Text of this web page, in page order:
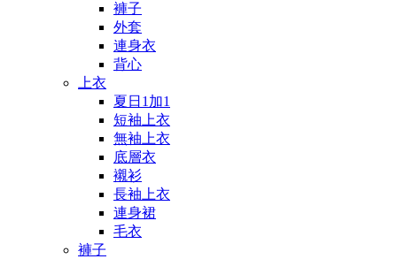
褲子
外套
連身衣
背心
上衣
夏日1加1
短袖上衣
無袖上衣
底層衣
襯衫
長袖上衣
連身裙
毛衣
褲子